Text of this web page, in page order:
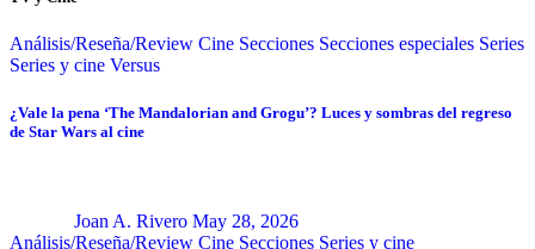
Análisis/Reseña/Review Cine Secciones Secciones especiales Series
Series y cine Versus
¿Vale la pena ‘The Mandalorian and Grogu’? Luces y sombras del regreso
de Star Wars al cine
Joan A. Rivero May 28, 2026
Análisis/Reseña/Review Cine Secciones Series y cine